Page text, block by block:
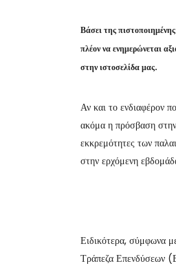
Βάσει της
πλέον να ενημερώνεται
στην ιστοσελίδα μας.
Αν και το ενδιαφέρον
ακόμα η πρόσβαση στην
εκκρεμότητες των
στην ερχόμενη
Ειδικότερα, σύμφωνα
Τράπεζα Επενδύσεων